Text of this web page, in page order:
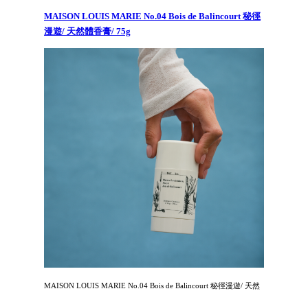
MAISON LOUIS MARIE No.04 Bois de Balincourt 秘徑
漫遊/ 天然體香膏/ 75g
MAISON LOUIS MARIE No.04 Bois de Balincourt 秘徑漫遊/ 天然